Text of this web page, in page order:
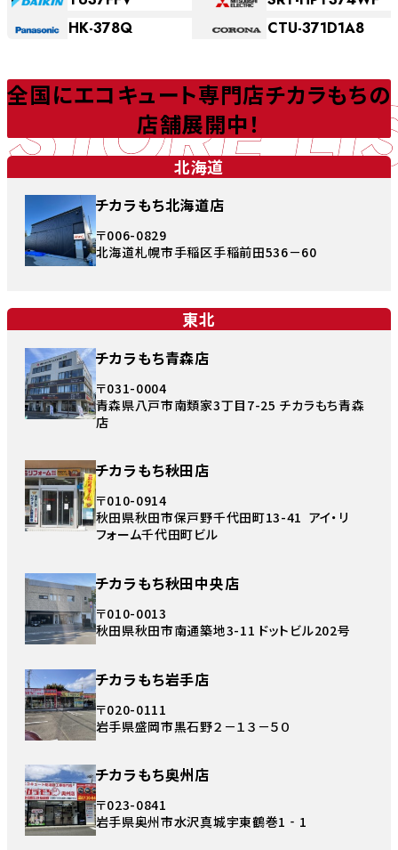
HK-378Q
CTU-371D1A8
STORE
全国にエコキュート専門店チカラもちの
店舗展開中！
北海道
チカラもち北海道店
〒006-0829
北海道札幌市手稲区手稲前田536－60
東北
チカラもち青森店
〒031-0004
青森県八戸市南類家3丁目7-25 チカラもち青森
店
チカラもち秋田店
〒010-0914
秋田県秋田市保戸野千代田町13-41 アイ・リ
フォーム千代田町ビル
チカラもち秋田中央店
〒010-0013
秋田県秋田市南通築地3-11 ドットビル202号
チカラもち岩手店
〒020-0111
岩手県盛岡市黒石野２－１３－５０
チカラもち奥州店
〒023-0841
岩手県奥州市水沢真城宇東鶴巻1‐1